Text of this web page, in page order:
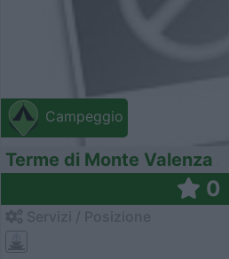
Campeggio
Terme di Monte Valenza
0